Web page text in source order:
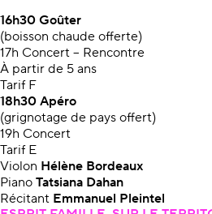
16h30 Goûter
(boisson chaude offerte)
17h Concert – Rencontre
À partir de 5 ans
Tarif F
18h30 Apéro
(grignotage de pays offert)
19h Concert
Tarif E
Violon Hélène Bordeaux
Piano Tatsiana Dahan
Récitant Emmanuel Pleintel